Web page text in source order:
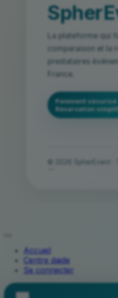
La plateforme qui
comparaison et la
prestataires
France.
Paiement sécurisé
Réservation
© 2026 SpherEvent ·
Accueil
Centre daide
Se connecter